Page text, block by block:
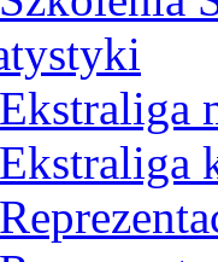
Ekstraliga
Ekstraliga